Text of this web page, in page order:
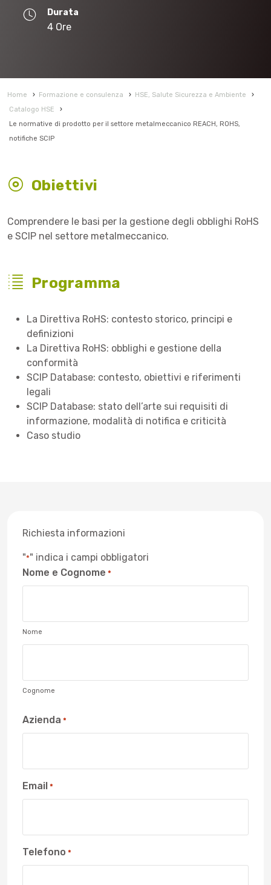
Durata
4 Ore
Home › Formazione e consulenza › HSE, Salute Sicurezza e Ambiente
›
Catalogo HSE
›
Le normative di prodotto per il settore metalmeccanico REACH, ROHS,
notifiche SCIP
Obiettivi
Comprendere le basi per la gestione degli obblighi RoHS
e SCIP nel settore metalmeccanico.
Programma
La Direttiva RoHS: contesto storico, principi e
definizioni
La Direttiva RoHS: obblighi e gestione della
conformità
SCIP Database: contesto, obiettivi e riferimenti
legali
SCIP Database: stato dell’arte sui requisiti di
informazione, modalità di notifica e criticità
Caso studio
Richiesta informazioni
"*" indica i campi obbligatori
Nome e Cognome *
Nome
Cognome
Azienda *
Email *
Telefono *